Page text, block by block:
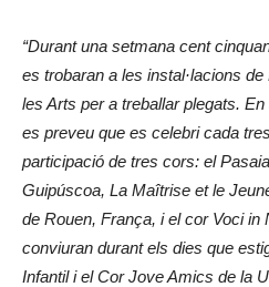
“Durant una setmana cent
es trobaran a les instal·lacions
les Arts per a treballar plegats.
es preveu que es celebri cada
participació de tres cors: el
Guipúscoa, La Maîtrise et le
de Rouen, França, i el cor Voci in
conviuran durant els dies que
Infantil i el Cor Jove Amics de la